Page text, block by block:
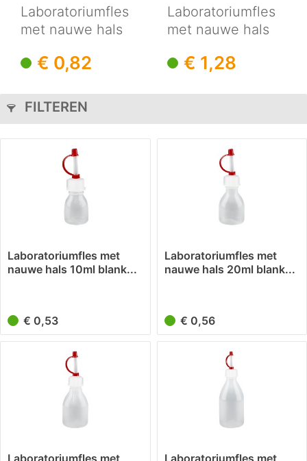
Laboratoriumfles
met nauwe hals
€ 0,82
Laboratoriumfles
met nauwe hals
€ 1,28
FILTEREN
Laboratoriumfles met
nauwe hals 10ml blank...
€ 0,53
Laboratoriumfles met
nauwe hals 20ml blank...
€ 0,56